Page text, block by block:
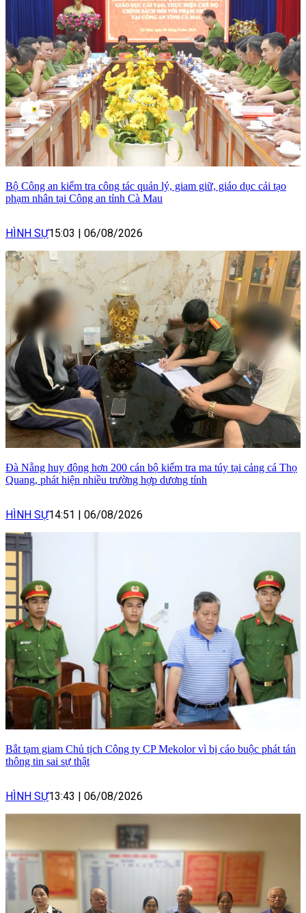
Bộ Công an kiểm tra công tác quản lý, giam giữ, giáo dục cải tạo
phạm nhân tại Công an tỉnh Cà Mau
HÌNH SỰ15:03 06/08/2026
Đà Nẵng huy động hơn 200 cán bộ kiểm tra ma túy tại cảng cá Thọ
Quang, phát hiện nhiều trường hợp dương tính
HÌNH SỰ14:51 06/08/2026
Bắt tạm giam Chủ tịch Công ty CP Mekolor vì bị cáo buộc phát tán
thông tin sai sự thật
HÌNH SỰ13:43 06/08/2026